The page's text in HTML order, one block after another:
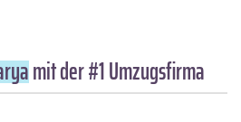
mit der #1 Umzugsfirma